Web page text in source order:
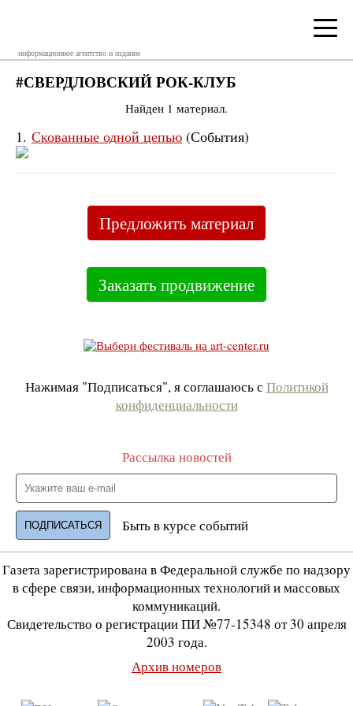
информационное агентство и издание
#СВЕРДЛОВСКИЙ РОК-КЛУБ
Найден 1 материал.
1. Скованные одной цепью (События)
Предложить материал
Заказать продвижение
Нажимая "Подписаться", я соглашаюсь с Политикой
конфиденциальности
Рассылка новостей
Быть в курсе событий
Газета зарегистрирована в Федеральной службе по надзору
в сфере связи, информационных технологий и массовых
коммуникаций.
Свидетельство о регистрации ПИ №77-15348 от 30 апреля
2003 года.
Архив номеров